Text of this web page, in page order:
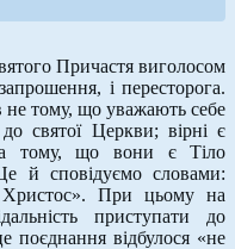
Причастя виголосом
і пересторога.
не тому, що уважають себе
святої Церкви; вірні є
а тому, що вони є Тіло
й сповідуємо словами:
При цьому на
приступати до
поєднання відбулося «не